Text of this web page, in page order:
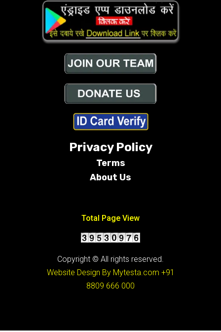
Privacy Policy
Terms
About Us
Total Page View
Copyright © All rights reserved.
Website Design By Mytesta.com +91
8809 666 000